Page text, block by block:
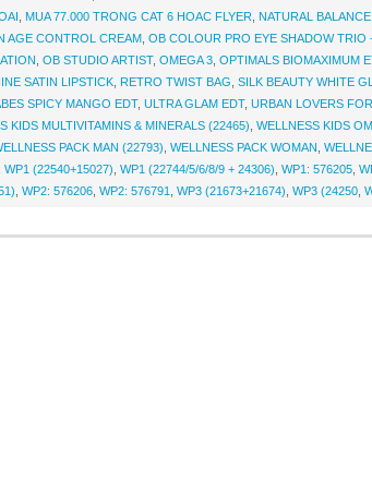
MUA 77.000 TRONG CAT 6 HOAC FLYER
NATURAL
AGE CONTROL CREAM OB COLOUR PRO EYE SHADOW TRIO
OB STUDIO ARTIST, OMEGA 3 OPTIMALS BIOMAXIMUM
SATIN LIPSTICK RETRO TWIST BAG SILK BEAUTY WHITE
SPICY MANGO EDT, ULTRA GLAM EDT, URBAN LOVERS
KIDS MULTIVITAMINS & MINERALS (22465) WELLNESS KIDS
PACK MAN (22793) WELLNESS PACK WOMAN
WP1 (22540+15027) WP1 (22744/5/6/8/9 + 24306) WP1: 576205
WP2: 576206 WP2: 576791 WP3 (21673+21674) WP3 (24250